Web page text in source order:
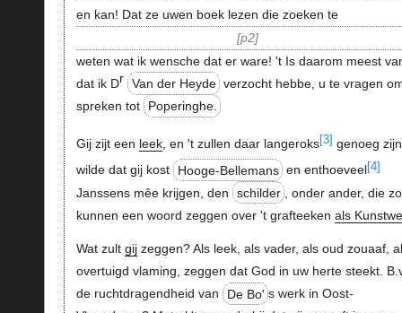
en kan! Dat ze uwen boek lezen die zoeken te
p2
weten wat ik wensche dat er ware! 't Is daarom meest
dat ik Dr Van der Heyde verzocht hebbe, u te vragen
spreken tot
Poperinghe.
Gij zijt een leek, en 't zullen daar langeroks[3] genoeg
wilde dat gij kost
Hooge-Bellemans en enthoeveel[4]
Janssens mêe krijgen, den schilder
, onder ander, die
kunnen een woord zeggen over 't grafteeken als
Wat zult gijzeggen? Als leek, als vader, als oud zouaaf,
overtuigd vlaming, zeggen dat God in uw herte steekt.
de ruchtdragendheid van
De Bo' s werk in Oost-